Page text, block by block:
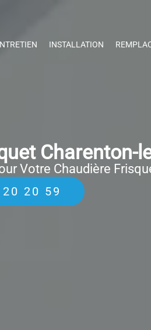
INSTALLATION
Charenton-
Votre Chaudière
20 59